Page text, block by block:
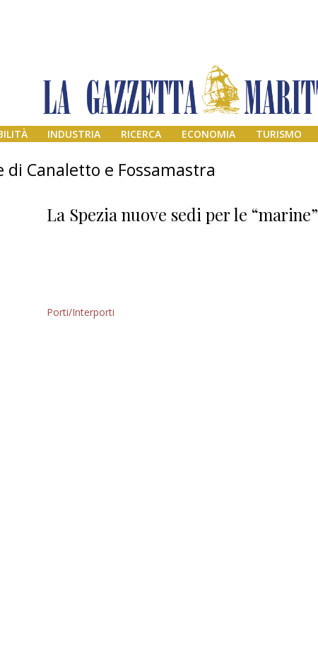
INDUSTRIA RICERCA ECONOMIA TURISMO
Canaletto e Fossamastra
La Spezia nuove sedi per le “marine”
Porti/Interporti